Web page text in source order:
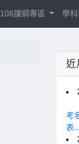
108課綱專區 學
近
考
表...